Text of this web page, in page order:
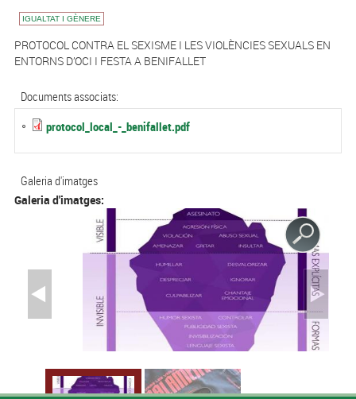
IGUALTAT I GÈNERE
PROTOCOL CONTRA EL SEXISME I LES VIOLÈNCIES SEXUALS EN
ENTORNS D’OCI I FESTA A BENIFALLET
Documents associats:
protocol_local_-_benifallet.pdf
Galeria d'imatges
Galeria d'imatges: